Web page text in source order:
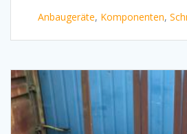
Anbaugeräte, Komponenten,